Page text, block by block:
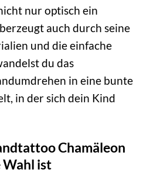
nur optisch ein
auch durch seine
und die einfache
du das
in eine bunte
in der sich dein Kind
Chamäleon
Wahl ist